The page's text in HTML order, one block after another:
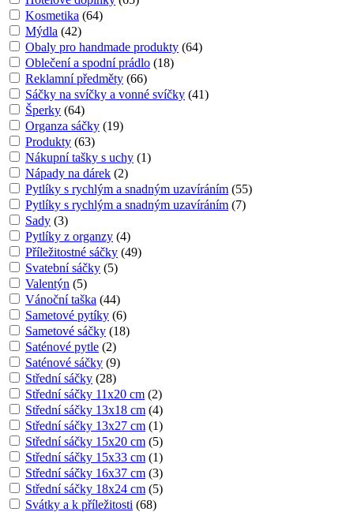
Kosmetika (64)
Mýdla (42)
Obaly pro handmade produkty (64)
Oblečení a spodní prádlo (18)
Reklamní předměty (66)
Sáčky na svíčky a vonné svíčky (41)
Šperky (64)
Organza sáčky (19)
Produkty (63)
Nákupní tašky s uchy (1)
Nápady na dárek (2)
Pytlíky s rychlým a snadným uzavíráním (55)
Pytlíky s rychlým a snadným uzavíráním (7)
Sady (3)
Pytlíky z organzy (4)
Příležitostné sáčky (49)
Svatební sáčky (5)
Valentýn (5)
Vánoční taška (44)
Sametové pytíky (6)
Sametové sáčky (18)
Saténové pytle (2)
Saténové sáčky (9)
Střední sáčky (28)
Střední sáčky 11x20 cm (2)
Střední sáčky 13x18 cm (4)
Střední sáčky 13x27 cm (1)
Střední sáčky 15x20 cm (5)
Střední sáčky 15x33 cm (1)
Střední sáčky 16x37 cm (3)
Střední sáčky 18x24 cm (5)
Svátky a k příležitosti (68)